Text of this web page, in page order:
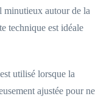
minutieux autour de la
technique est idéale
utilisé lorsque la
ajustée pour ne